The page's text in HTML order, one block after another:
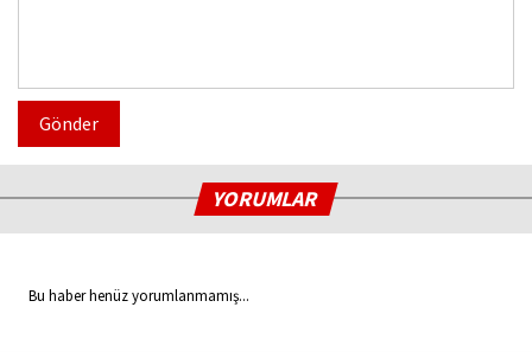
Gönder
YORUMLAR
Bu haber henüz yorumlanmamış...